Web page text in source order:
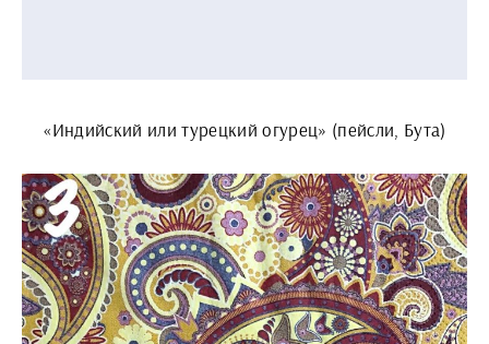
«Индийский или турецкий огурец» (пейсли, Бута)